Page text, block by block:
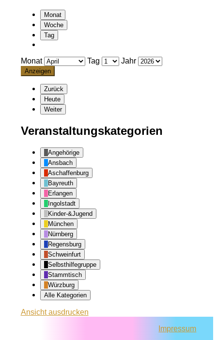
Monat
Woche
Tag
Monat Tag Jahr
Zurück
Heute
Weiter
Veranstaltungskategorien
Angehörige
Ansbach
Aschaffenburg
Bayreuth
Erlangen
Ingolstadt
Kinder-&Jugend
München
Nürnberg
Regensburg
Schweinfurt
Selbsthilfegruppe
Stammtisch
Würzburg
Alle Kategorien
Ansichtausdrucken
Impressum